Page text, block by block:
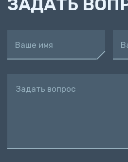
ЗАДАТЬ
Ваше имя
Задать вопрос